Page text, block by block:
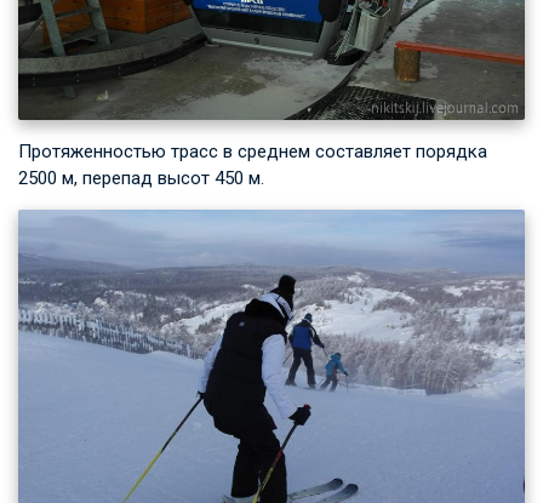
Протяженностью трасс в среднем составляет порядка
2500 м, перепад высот 450 м.